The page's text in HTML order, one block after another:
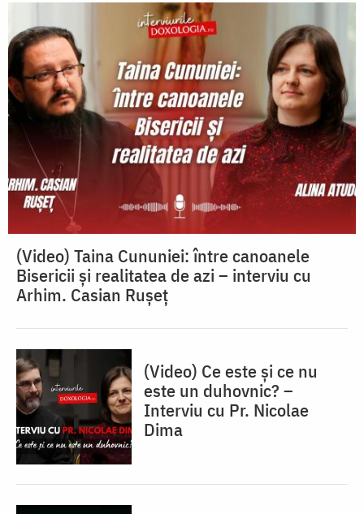
(Video) Taina Cununiei: între canoanele
Bisericii și realitatea de azi – interviu cu
Arhim. Casian Rușeț
(Video) Ce este și ce nu
este un duhovnic? –
Interviu cu Pr. Nicolae
Dima